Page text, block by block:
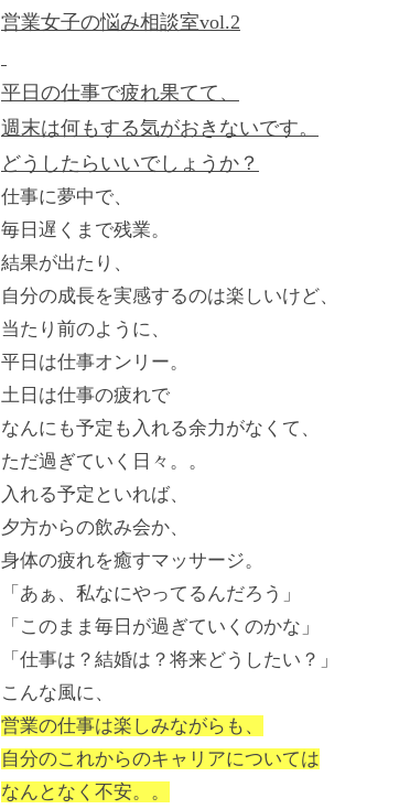
営業女子の悩み相談室vol.2
平日の仕事で疲れ果てて、
週末は何もする気がおきないです。
どうしたらいいでしょうか？
仕事に夢中で、
毎日遅くまで残業。
結果が出たり、
自分の成長を実感するのは楽しいけど、
当たり前のように、
平日は仕事オンリー。
土日は仕事の疲れで
なんにも予定も入れる余力がなくて、
ただ過ぎていく日々。。
入れる予定といれば、
夕方からの飲み会か、
身体の疲れを癒すマッサージ。
「あぁ、私なにやってるんだろう」
「このまま毎日が過ぎていくのかな」
「仕事は？結婚は？将来どうしたい？」
こんな風に、
営業の仕事は楽しみながらも、
自分のこれからのキャリアについては
なんとなく不安。。